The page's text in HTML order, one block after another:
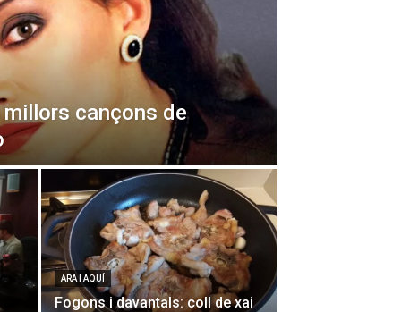
millors cançons de
ARA I AQUÍ
Fogons i davantals: coll de xai